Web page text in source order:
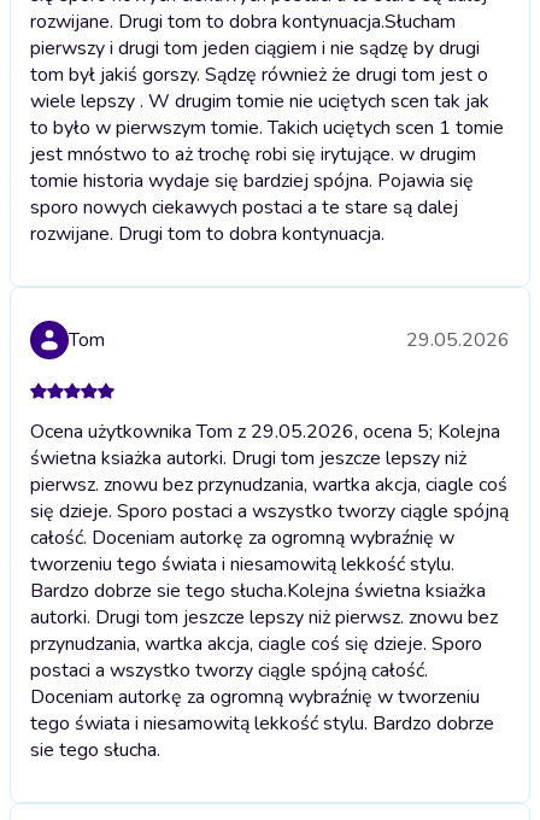
rozwijane. Drugi tom to dobra kontynuacja.Słucham
pierwszy i drugi tom jeden ciągiem i nie sądzę by drugi
tom był jakiś gorszy. Sądzę również że drugi tom jest o
wiele lepszy . W drugim tomie nie uciętych scen tak jak
to było w pierwszym tomie. Takich uciętych scen 1 tomie
jest mnóstwo to aż trochę robi się irytujące. w drugim
tomie historia wydaje się bardziej spójna. Pojawia się
sporo nowych ciekawych postaci a te stare są dalej
rozwijane. Drugi tom to dobra kontynuacja.
Tom 29.05.2026
Ocena użytkownika Tom z 29.05.2026, ocena 5; Kolejna
świetna ksiażka autorki. Drugi tom jeszcze lepszy niż
pierwsz. znowu bez przynudzania, wartka akcja, ciagle coś
się dzieje. Sporo postaci a wszystko tworzy ciągle spójną
całość. Doceniam autorkę za ogromną wybraźnię w
tworzeniu tego świata i niesamowitą lekkość stylu.
Bardzo dobrze sie tego słucha.Kolejna świetna ksiażka
autorki. Drugi tom jeszcze lepszy niż pierwsz. znowu bez
przynudzania, wartka akcja, ciagle coś się dzieje. Sporo
postaci a wszystko tworzy ciągle spójną całość.
Doceniam autorkę za ogromną wybraźnię w tworzeniu
tego świata i niesamowitą lekkość stylu. Bardzo dobrze
sie tego słucha.